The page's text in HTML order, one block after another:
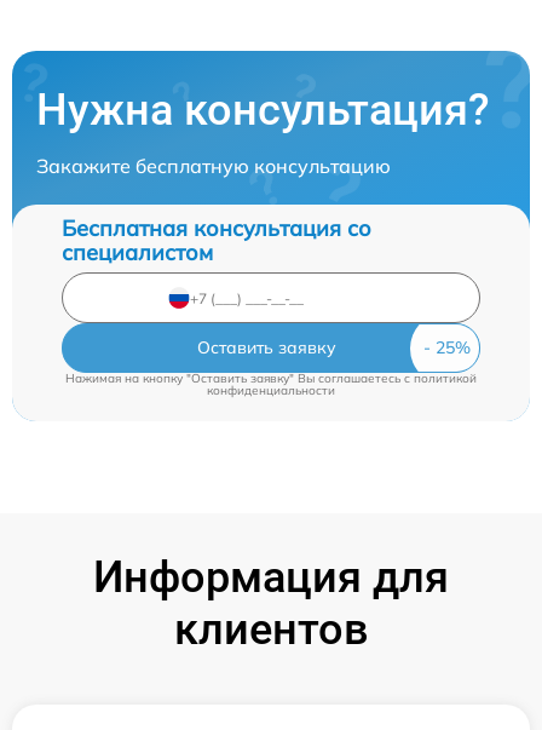
Нужна консультация?
Закажите бесплатную консультацию
Бесплатная консультация со
специалистом
Оставить заявку
Нажимая на кнопку "Оставить заявку" Вы соглашаетесь cполитикой
конфиденциальности
Информация для
клиентов